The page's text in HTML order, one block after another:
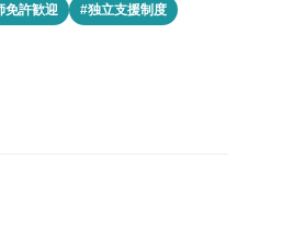
免許歓迎
#独立支援制度